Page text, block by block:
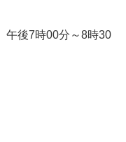
午後7時00分～8時30